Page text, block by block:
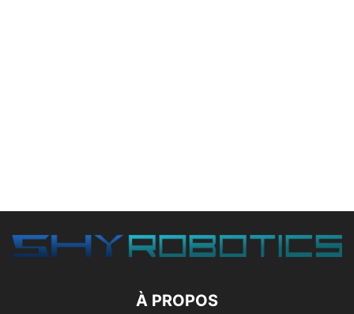
À PROPOS